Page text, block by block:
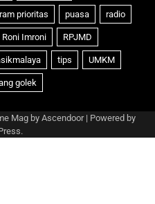
Mag byAscendoor| Powered by
.